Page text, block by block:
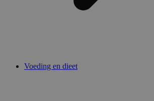
Voeding en dieet